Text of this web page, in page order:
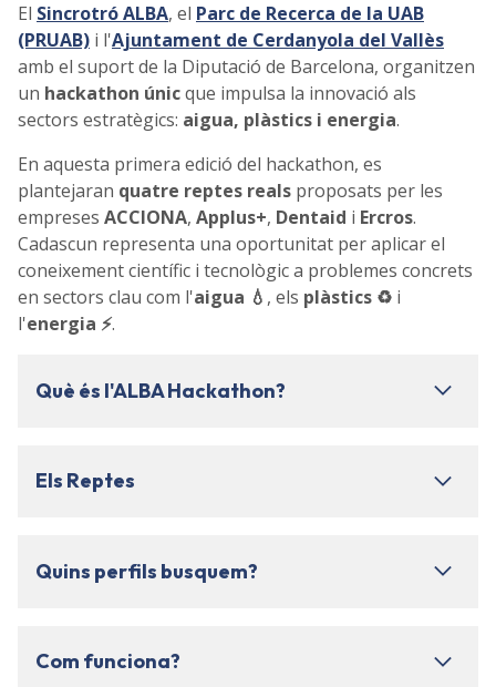
El Sincrotró ALBA, el Parc de Recerca de la UAB
(PRUAB) i l'Ajuntament de Cerdanyola del Vallès
amb el suport de la Diputació de Barcelona, organitzen
un hackathon únicque impulsa la innovació als
sectors estratègics: aigua, plàstics i energia.
En aquesta primera edició del hackathon, es
plantejaran quatre reptes reals proposats per les
empreses ACCIONA, Applus+, Dentaid i Ercros.
Cadascun representa una oportunitat per aplicar el
coneixement científic i tecnològic a problemes concrets
en sectors clau com l'aigua 💧 , els plàstics ♻️ i
l'energia ⚡.
Què és l'ALBA Hackathon?
Els Reptes
Quins perfils busquem?
Com funciona?